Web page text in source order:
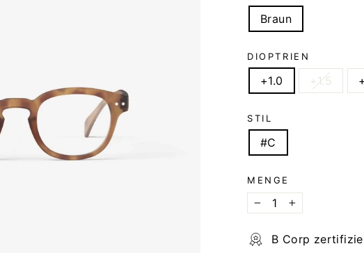
Braun
DIOPTRIEN
+1.0 +1.5
STIL
#C
MENGE
− +
B Corp